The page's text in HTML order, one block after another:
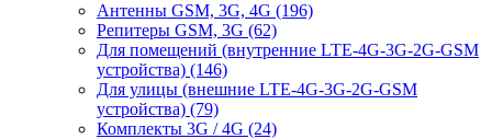
Антенны GSM, 3G, 4G (196)
Репитеры GSM, 3G (62)
Для помещений (внутренние LTE-4G-3G-2G-GSM
устройства) (146)
Для улицы (внешние LTE-4G-3G-2G-GSM
устройства) (79)
Комплекты 3G / 4G (24)